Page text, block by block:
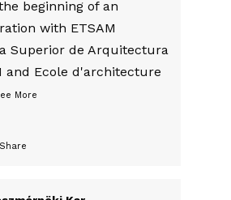
beginning of an
with ETSAM
Superior de Arquitectura
and Ecole d'architecture
More
Share